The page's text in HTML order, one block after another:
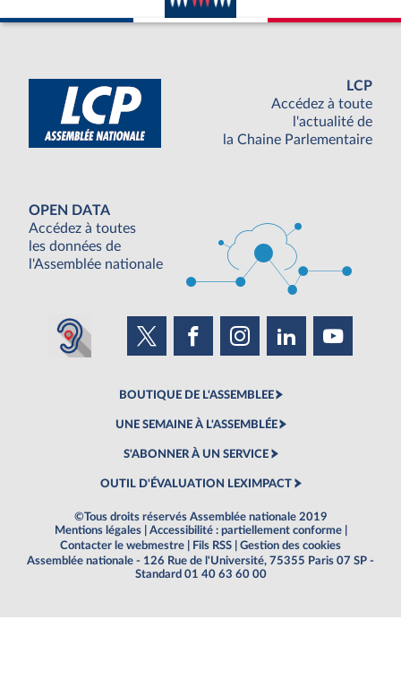
LCP
Accédez à toute
l'actualité de
la Chaine Parlementaire
OPEN DATA
Accédez à toutes
les données de
l'Assemblée nationale
BOUTIQUE DE L'ASSEMBLEE
UNE SEMAINE À L'ASSEMBLÉE
S'ABONNER À UN SERVICE
OUTIL D'ÉVALUATION LEXIMPACT
©Tous droits réservés Assemblée nationale 2019
Mentions légales
Accessibilité : partiellement conforme
Contacter le webmestre
Fils RSS
Gestion des cookies
Assemblée nationale - 126 Rue de l'Université, 75355 Paris 07 SP -
Standard 01 40 63 60 00